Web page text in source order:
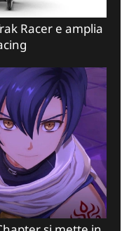
Racer e amplia